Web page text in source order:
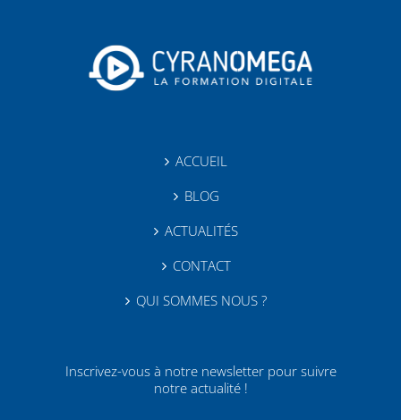
ACCUEIL
BLOG
ACTUALITÉS
CONTACT
QUI SOMMES NOUS ?
Inscrivez-vous à notre newsletter pour suivre
notre actualité !